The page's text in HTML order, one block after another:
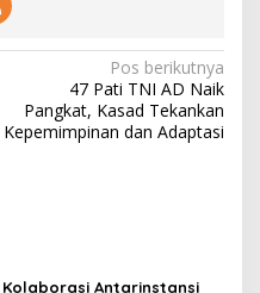
Pos berikutnya
47 Pati TNI AD Naik
Pangkat, Kasad Tekankan
Kepemimpinan dan Adaptasi
Kolaborasi Antarinstansi